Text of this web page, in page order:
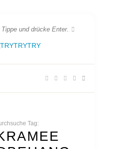
Tag: